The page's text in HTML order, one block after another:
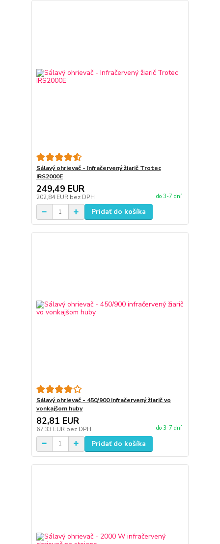
Sálavý ohrievač - Infračervený žiarič Trotec
IRS2000E
249,49 EUR
202,84 EUR bez DPH do 3-7 dní
Pridať do košíka
Sálavý ohrievač - 450/900 infračervený žiarič vo
vonkajšom huby
82,81 EUR
67,33 EUR bez DPH do 3-7 dní
Pridať do košíka